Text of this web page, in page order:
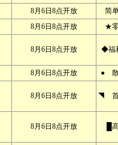
8月6日8点开放
简
8月6日8点开放 ★
8月6日8点开放 ◆福
8月6日8点开放 ●
8月6日8点开放 ◥
8月6日8点开放 █